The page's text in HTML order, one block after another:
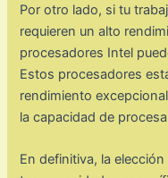
Por otro lado, si tu
requieren un alto
procesadores Intel
Estos procesadores
rendimiento
la capacidad de
En definitiva, la